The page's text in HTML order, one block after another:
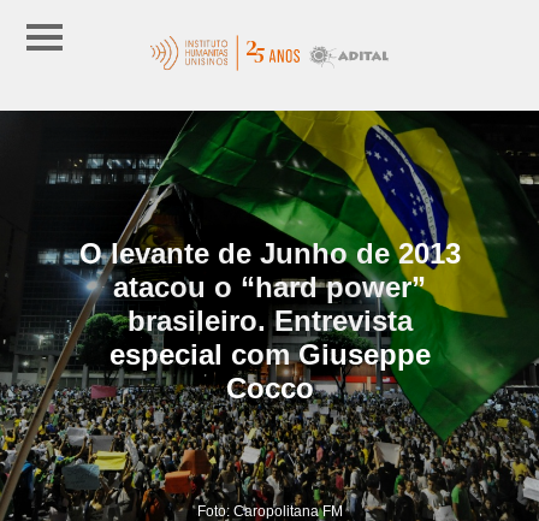
O levante de Junho de 2013
atacou o “hard power”
brasileiro. Entrevista
especial com Giuseppe
Cocco
Foto: Caropolitana FM